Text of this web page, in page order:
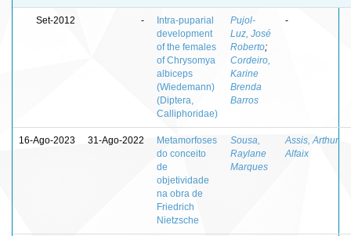
Set-2012 -
Intra-puparial
development
of the females
of Chrysomya
albiceps
(Wiedemann)
(Diptera,
Calliphoridae)
Pujol-
Luz, José
Roberto;
Cordeiro,
Karine
Brenda
Barros
-
16-Ago-2023 31-Ago-2022
Metamorfoses
do conceito
de
objetividade
na obra de
Friedrich
Nietzsche
Sousa,
Raylane
Marques
Assis, Arthur
Alfaix